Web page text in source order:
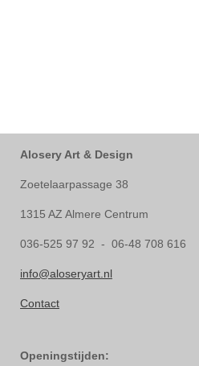
Alosery Art & Design
Zoetelaarpassage 38
1315 AZ Almere Centrum
036-525 97 92 - 06-48 708 616
info@aloseryart.nl
Contact
Openingstijden: